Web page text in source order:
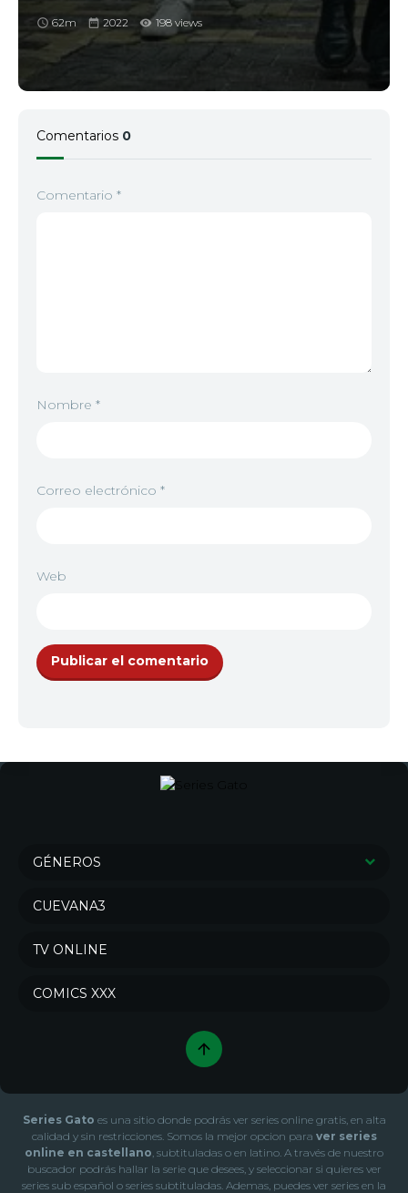
62m 2022 198 views
Comentarios 0
Comentario *
Nombre *
Correo electrónico *
Web
GÉNEROS
Action & Adventure
Series de Familia
Series de Música Series de Novela
Series de Talk Series de Kids
CUEVANA3
TV ONLINE
COMICS XXX
Series Gato es una sitio donde podrás ver series online gratis, en alta
calidad y sin restricciones. Somos la mejor opcion para ver series
online en castellano, subtituladas o en latino. A través de nuestro
buscador podrás hallar la serie que desees, y seleccionar si quieres ver
series sub español o series subtituladas. Ademas, puedes ver series en la